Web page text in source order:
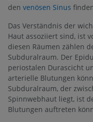
den venösen Sinus
Das Verständnis der
Haut assoziiert sind, ist
diesen Räumen zählen
Subduralraum. Der
periostalen Durascicht
arterielle Blutungen
Subduralraum, der
Spinnwebhaut liegt, ist
Blutungen auftreten